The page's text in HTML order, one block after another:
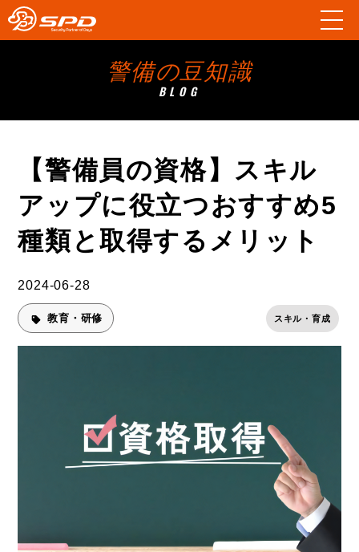
警備の豆知識
BLOG
【警備員の資格】スキル
アップに役立つおすすめ5
種類と取得するメリット
2024-06-28
教育・研修 スキル・育成